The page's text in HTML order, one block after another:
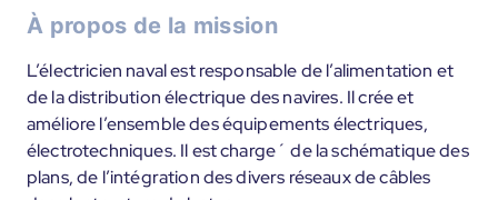
À propos de la mission
L’électricien naval est responsable de l’alimentation et
de la distribution électrique des navires. Il crée et
améliore l’ensemble des équipements électriques,
électrotechniques. Il est charge´ de la schématique des
plans, de l’intégration des divers réseaux de câbles